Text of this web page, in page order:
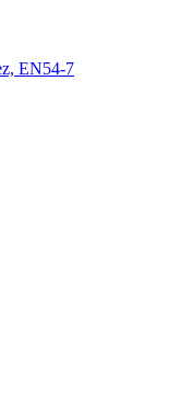
EN54-7